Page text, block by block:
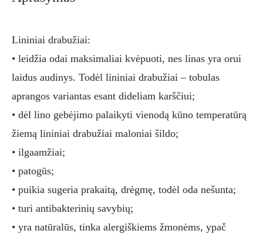
Lininiai drabužiai:
• leidžia odai maksimaliai kvėpuoti, nes linas yra orui
laidus audinys. Todėl lininiai drabužiai – tobulas
aprangos variantas esant dideliam karščiui;
• dėl lino gebėjimo palaikyti vienodą kūno temperatūrą
žiemą lininiai drabužiai maloniai šildo;
• ilgaamžiai;
• patogūs;
• puikia sugeria prakaitą, drėgmę, todėl oda nešunta;
• turi antibakterinių savybių;
• yra natūralūs, tinka alergiškiems žmonėms, ypač